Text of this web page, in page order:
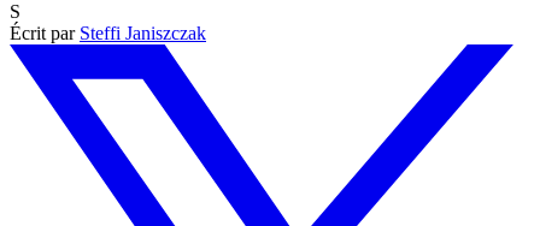
S
Écrit par Steffi Janiszczak